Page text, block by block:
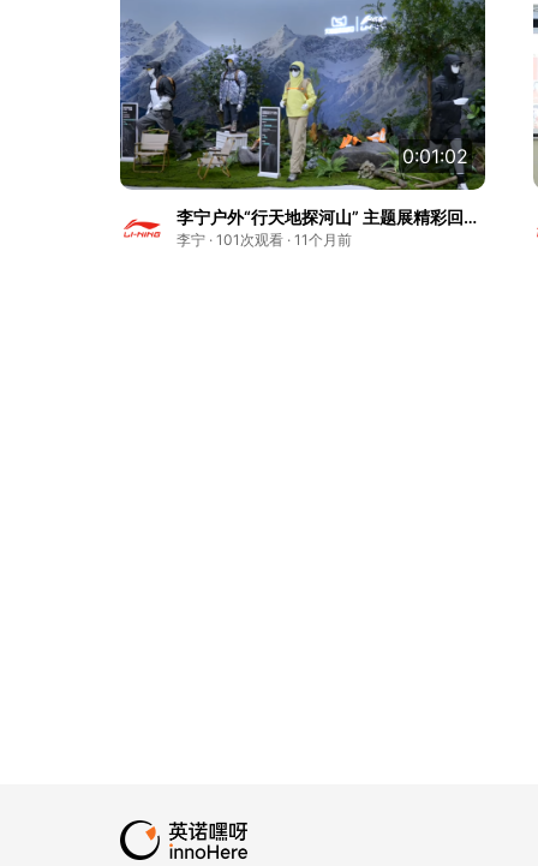
0:01:02
李宁户外“行天地探河山” 主题展精彩回
顾！
李宁 · 101次观看 · 11个月前